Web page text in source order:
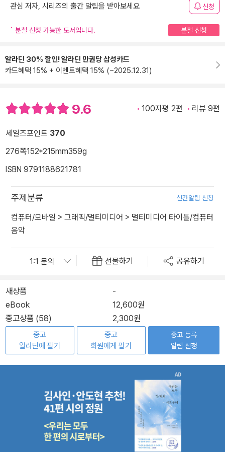
관심 저자, 시리즈의 출간 알림을 받아보세요 신청
분철 신청 가능한 도서입니다. 분철 신청
알라딘 30% 할인! 알라딘 만권당 삼성카드
카드혜택 15% + 이벤트혜택 15% (~2025.12.31)
9.6 100자평 2편 리뷰 9편
세일즈포인트 370
276쪽152*215mm359g
ISBN 9791188621781
주제분류 신간알림 신청
컴퓨터/모바일 > 그래픽/멀티미디어 > 멀티미디어 타이틀/컴퓨터
음악
선물하기 공유하기
새상품
-
eBook
12,600원
중고상품 (58)
2,300원
중고
알라딘에 팔기
중고
회원에게 팔기
중고 등록
알림 신청